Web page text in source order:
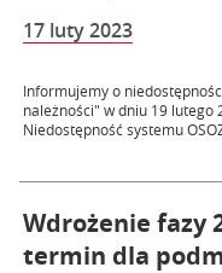
17 luty 2023
Informujemy o
należności" w dniu 19 lutego
Niedostępność systemu
Wdrożenie fazy
termin dla